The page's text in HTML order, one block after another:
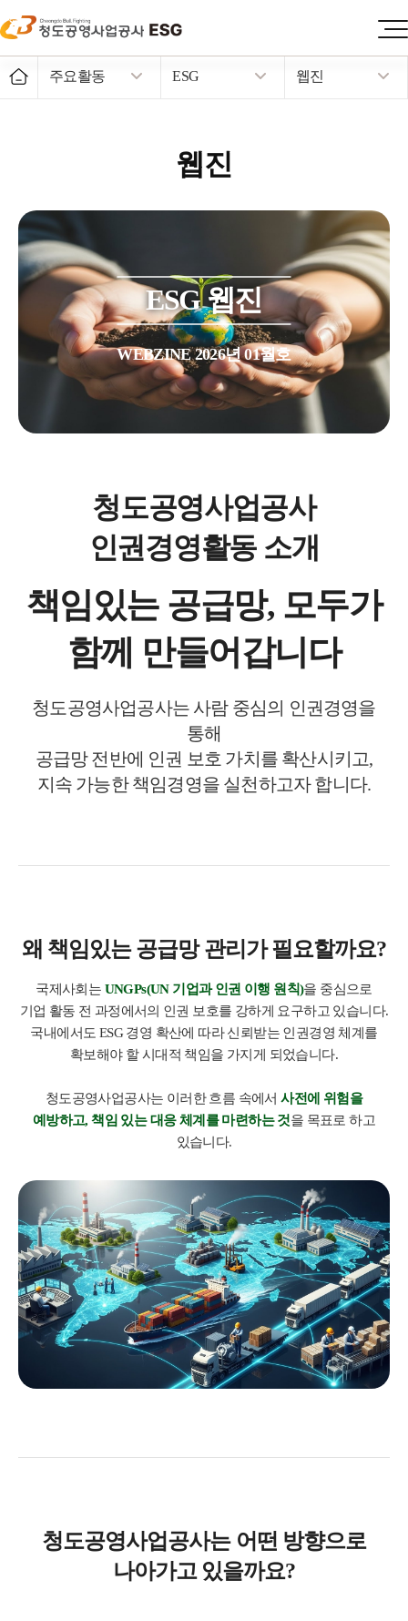
주요활동 ESG 웹진
웹진
ESG 웹진
WEBZINE 2026년 01월호
청도공영사업공사
인권경영활동 소개
책임있는 공급망, 모두가
함께 만들어갑니다
청도공영사업공사는 사람 중심의 인권경영을
통해
공급망 전반에 인권 보호 가치를 확산시키고,
지속 가능한 책임경영을 실천하고자 합니다.
왜 책임있는 공급망 관리가 필요할까요?
국제사회는 UNGPs(UN 기업과 인권 이행 원칙)을 중심으로
기업 활동 전 과정에서의 인권 보호를 강하게 요구하고 있습니다.
국내에서도 ESG 경영 확산에 따라 신뢰받는 인권경영 체계를
확보해야 할 시대적 책임을 가지게 되었습니다.
청도공영사업공사는 이러한 흐름 속에서사전에 위험을
예방하고, 책임 있는 대응 체계를 마련하는 것을 목표로 하고
있습니다.
청도공영사업공사는 어떤 방향으로
나아가고 있을까요?